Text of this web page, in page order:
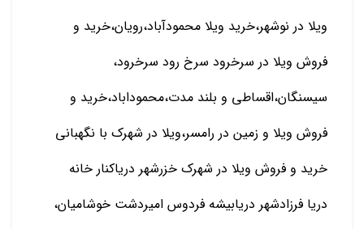
ویلا در نوشهر،خرید ویلا محمودآباد،رویان،خرید و
فروش ویلا در سرخرود سرخ رود سرخرود،
سیسنگان،اقساطی و بلند مدت،محموداباد،خرید و
فروش ویلا و زمین در رامسر،ویلا در شهرک با نگهبانی
خرید و فروش ویلا در شهرک خزرشهر دریاکنار خانه
دریا فرزادشهر دریابیشه فردوس امیردشت خوشامیان،